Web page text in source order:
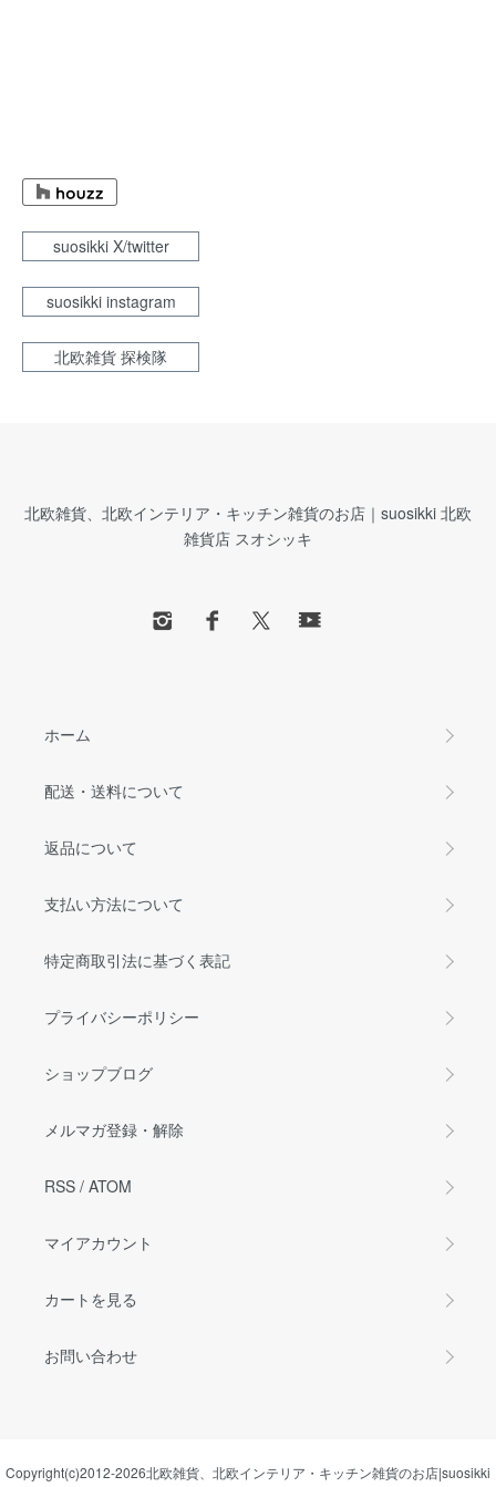
suosikki X/twitter
suosikki instagram
北欧雑貨 探検隊
北欧雑貨、北欧インテリア・キッチン雑貨のお店｜suosikki 北欧
雑貨店 スオシッキ
ホーム
配送・送料について
返品について
支払い方法について
特定商取引法に基づく表記
プライバシーポリシー
ショップブログ
メルマガ登録・解除
RSS / ATOM
マイアカウント
カートを見る
お問い合わせ
Copyright(c)2012-2026北欧雑貨、北欧インテリア・キッチン雑貨のお店|suosikki